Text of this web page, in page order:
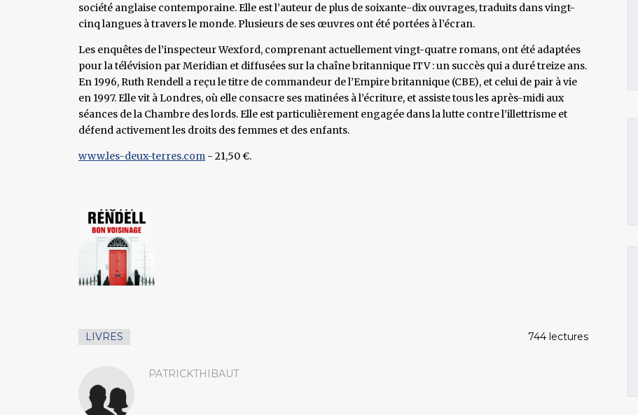
société anglaise contemporaine. Elle est l’auteur de plus de soixante-dix ouvrages, traduits dans vingt-
cinq langues à travers le monde. Plusieurs de ses œuvres ont été portées à l’écran.
Les enquêtes de l’inspecteur Wexford, comprenant actuellement vingt-quatre romans, ont été adaptées
pour la télévision par Meridian et diffusées sur la chaîne britannique ITV : un succès qui a duré treize ans.
En 1996, Ruth Rendell a reçu le titre de commandeur de l’Empire britannique (CBE), et celui de pair à vie
en 1997. Elle vit à Londres, où elle consacre ses matinées à l’écriture, et assiste tous les après-midi aux
séances de la Chambre des lords. Elle est particulièrement engagée dans la lutte contre l’illettrisme et
défend activement les droits des femmes et des enfants.
www.les-deux-terres.com - 21,50 €.
LIVRES 744 lectures
PATRICKTHIBAUT